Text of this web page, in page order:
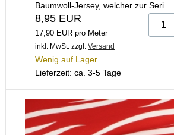
Baumwoll-Jersey, welcher zur Seri...
8,95 EUR
17,90 EUR pro Meter
inkl. MwSt. zzgl. Versand
Wenig auf Lager
Lieferzeit: ca. 3-5 Tage